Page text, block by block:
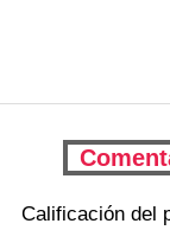
Calificación del